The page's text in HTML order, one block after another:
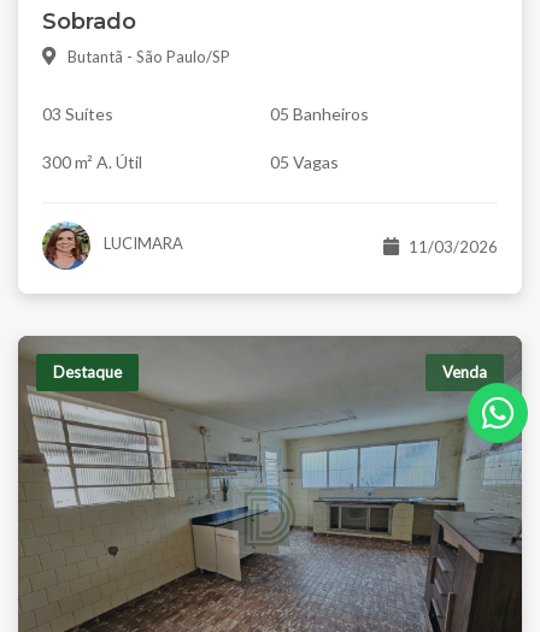
Sobrado
Butantã - São Paulo/SP
03 Suítes 05 Banheiros
300 m² A. Útil 05 Vagas
LUCIMARA 11/03/2026
Destaque Venda